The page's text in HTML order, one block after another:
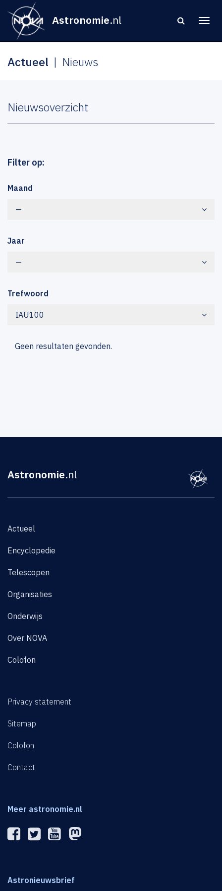
Astronomie.nl
Actueel Nieuws
Nieuwsoverzicht
Filter op:
Maand
—
Jaar
—
Trefwoord
IAU100
Geen resultaten gevonden.
Astronomie.nl
Actueel
Encyclopedie
Telescopen
Organisaties
Onderwijs
Over NOVA
Colofon
Privacy statement
Sitemap
Colofon
Contact
Meer astronomie.nl
Astronieuwsbrief